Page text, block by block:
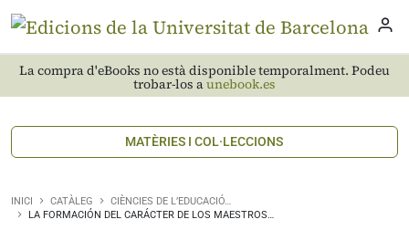
La compra d'eBooks no està disponible temporalment. Podeu
trobar-los aunebook.es
MATÈRIES I COL·LECCIONS
INICI CATÀLEG
CIÈNCIES DE L’EDUCACIÓ…
LA FORMACIÓN DEL CARÁCTER DE LOS MAESTROS…